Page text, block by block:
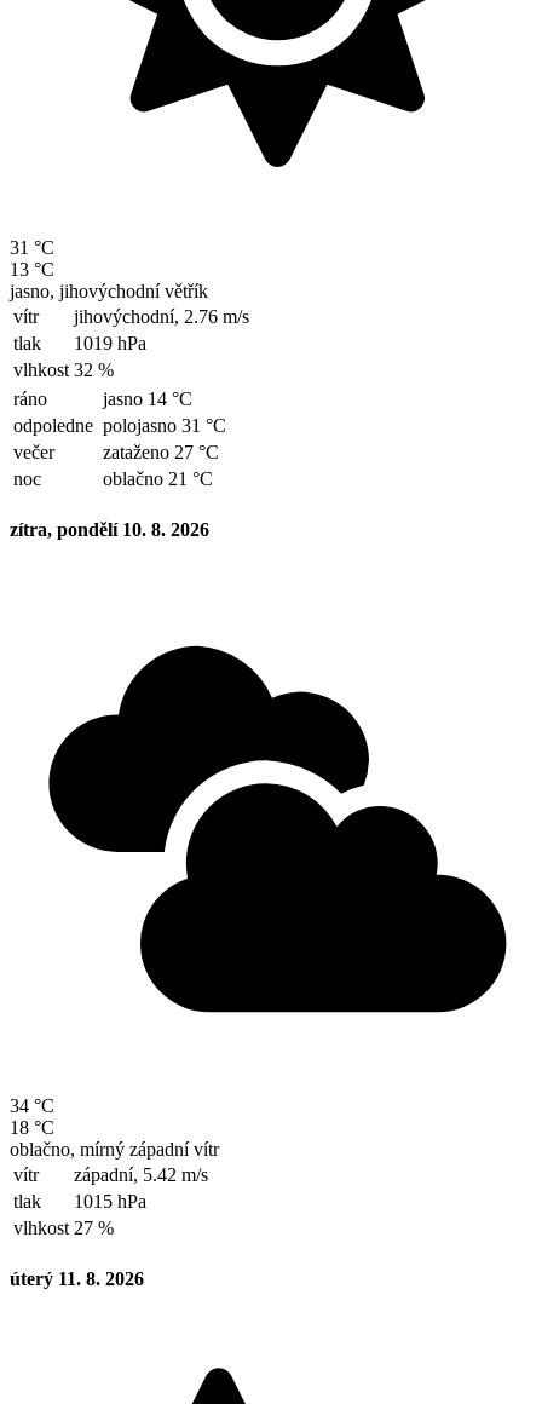
31 °C
13 °C
jasno, jihovýchodní větřík
vítr
jihovýchodní, 2.76 m/s
tlak
1019 hPa
vlhkost 32 %
ráno
jasno 14 °C
odpoledne polojasno 31 °C
večer
zataženo 27 °C
noc
oblačno 21 °C
zítra, pondělí 10. 8. 2026
34 °C
18 °C
oblačno, mírný západní vítr
vítr
západní, 5.42 m/s
tlak
1015 hPa
vlhkost 27 %
úterý 11. 8. 2026